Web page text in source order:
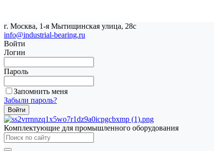
г. Москва, 1-я Мытищинская улица, 28с
info@industrial-bearing.ru
Войти
Логин
Пароль
Запомнить меня
Забыли пароль?
Комплектующие для промышленного оборудования